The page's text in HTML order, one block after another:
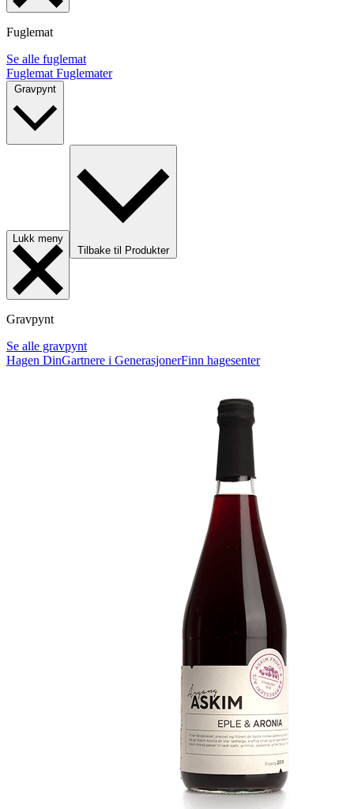
Fuglemat
Se alle fuglemat
Fuglemat Fuglemater
Lukk meny
Tilbake til Produkter
Gravpynt
Se alle gravpynt
Hagen DinGartnere i GenerasjonerFinn hagesenter